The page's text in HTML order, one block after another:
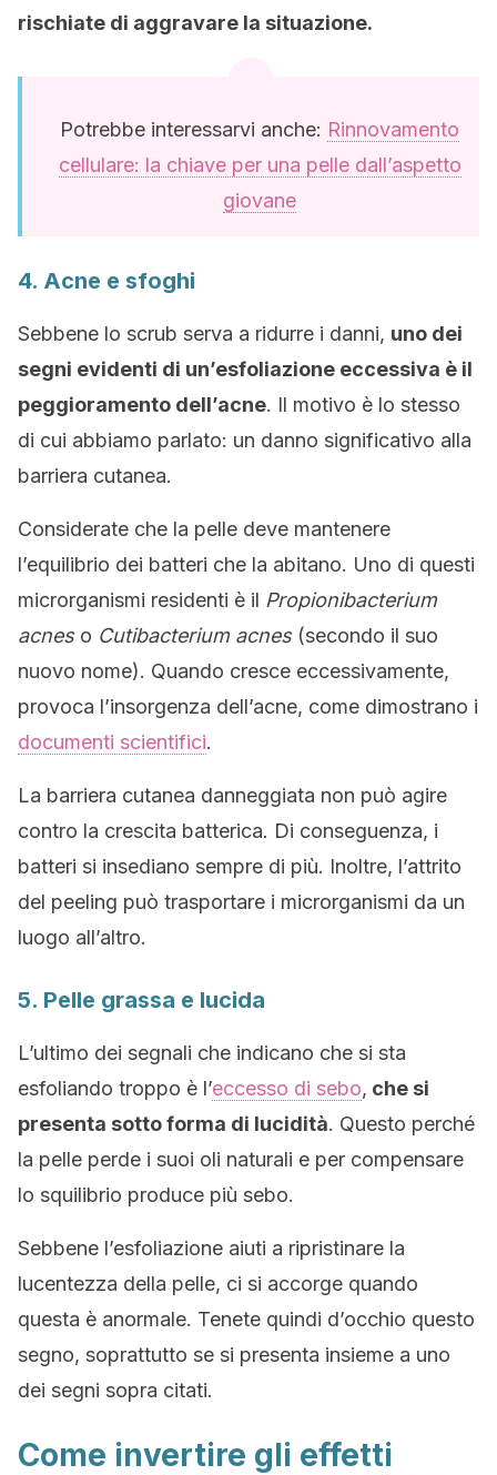
rischiate di aggravare la situazione.
Potrebbe interessarvi anche: Rinnovamento
cellulare: la chiave per una pelle dall’aspetto
giovane
4. Acne e sfoghi
Sebbene lo scrub serva a ridurre i danni, uno dei
segni evidenti di un’esfoliazione eccessiva è il
peggioramento dell’acne. Il motivo è lo stesso
di cui abbiamo parlato: un danno significativo alla
barriera cutanea.
Considerate che la pelle deve mantenere
l’equilibrio dei batteri che la abitano. Uno di questi
microrganismi residenti è il Propionibacterium
acnes o Cutibacterium acnes(secondo il suo
nuovo nome). Quando cresce eccessivamente,
provoca l’insorgenza dell’acne, come dimostrano i
documenti scientifici.
La barriera cutanea danneggiata non può agire
contro la crescita batterica. Di conseguenza, i
batteri si insediano sempre di più. Inoltre, l’attrito
del peeling può trasportare i microrganismi da un
luogo all’altro.
5. Pelle grassa e lucida
L’ultimo dei segnali che indicano che si sta
esfoliando troppo è l’eccesso di sebo, che si
presenta sotto forma di lucidità. Questo perché
la pelle perde i suoi oli naturali e per compensare
lo squilibrio produce più sebo.
Sebbene l’esfoliazione aiuti a ripristinare la
lucentezza della pelle, ci si accorge quando
questa è anormale. Tenete quindi d’occhio questo
segno, soprattutto se si presenta insieme a uno
dei segni sopra citati.
Come invertire gli effetti